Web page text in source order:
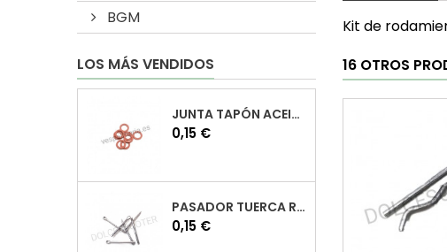
BGM
LOS MÁS VENDIDOS
JUNTA TAPÓN ACEITE VESPA
Precio
0,15 €
PASADOR TUERCA RUEDA VESPA
Precio
0,15 €
Kit de
16 OTROS